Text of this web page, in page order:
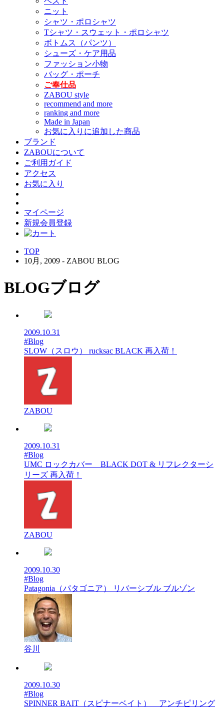
ニット
シャツ・ポロシャツ
Tシャツ・スウェット・ポロシャツ
ボトムス（パンツ）
シューズ・ケア用品
ファッション小物
バッグ・ポーチ
ご奉仕品
ZABOU style
recommend and more
ranking and more
Made in Japan
お気に入りに追加した商品
ブランド
ZABOUについて
ご利用ガイド
アクセス
お気に入り
マイページ
新規会員登録
TOP
10月, 2009 - ZABOU BLOG
BLOGブログ
2009.10.31
#Blog
SLOW（スロウ） rucksac BLACK 再入荷！
ZABOU
2009.10.31
#Blog
UMC ロックカバー BLACK DOT & リフレクターシ
リーズ 再入荷！
ZABOU
2009.10.30
#Blog
Patagonia（パタゴニア） リバーシブル ブルゾン
谷川
2009.10.30
#Blog
SPINNER BAIT（スピナーベイト） アンチピリング